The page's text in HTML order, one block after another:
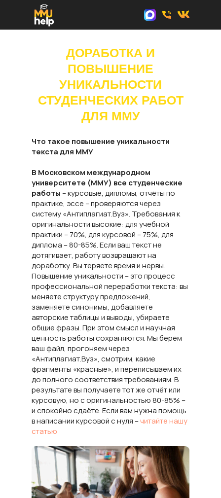
ДОРАБОТКА И
ПОВЫШЕНИЕ
УНИКАЛЬНОСТИ
СТУДЕНЧЕСКИХ РАБОТ
ДЛЯ ММУ
Что такое повышение уникальности
текста для ММУ
В Московском международном
университете (ММУ) все студенческие
работы – курсовые, дипломы, отчёты по
практике, эссе – проверяются через
систему «Антиплагиат.Вуз». Требования к
оригинальности высокие: для учебной
практики – 70%, для курсовой – 75%, для
диплома – 80-85%. Если ваш текст не
дотягивает, работу возвращают на
доработку. Вы теряете время и нервы.
Повышение уникальности – это процесс
профессиональной переработки текста: вы
меняете структуру предложений,
заменяете синонимы, добавляете
авторские таблицы и выводы, убираете
общие фразы. При этом смысл и научная
ценность работы сохраняются. Мы берём
ваш файл, прогоняем через
«Антиплагиат.Вуз», смотрим, какие
фрагменты «красные», и переписываем их
до полного соответствия требованиям. В
результате вы получаете тот же отчёт или
курсовую, но с оригинальностью 80-85% –
и спокойно сдаёте. Если вам нужна помощь
в написании курсовой с нуля –читайте нашу
статью